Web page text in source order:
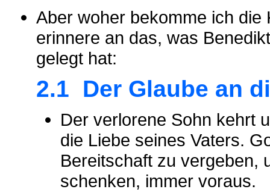
Aber woher bekomme ich
erinnere an das, was
gelegt hat:
2.1 Der Glaube an
Der verlorene Sohn kehrt
die Liebe seines Vaters.
Bereitschaft zu vergeben,
schenken, immer voraus.